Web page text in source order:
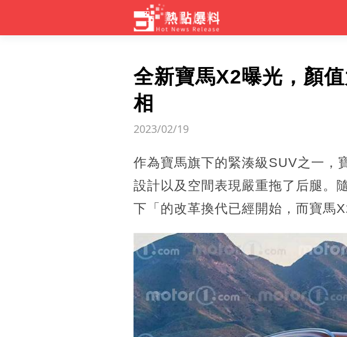
全新寶馬X2曝光，顏
相
2023/02/19
作為寶馬旗下的緊湊級SUV之一，
設計以及空間表現嚴重拖了后腿。
下「的改革換代已經開始，而寶馬